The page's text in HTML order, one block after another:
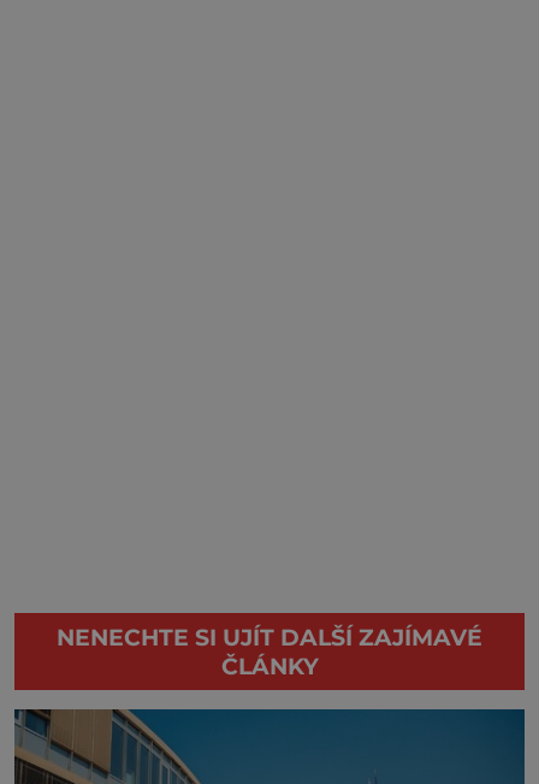
NENECHTE SI UJÍT DALŠÍ ZAJÍMAVÉ
ČLÁNKY